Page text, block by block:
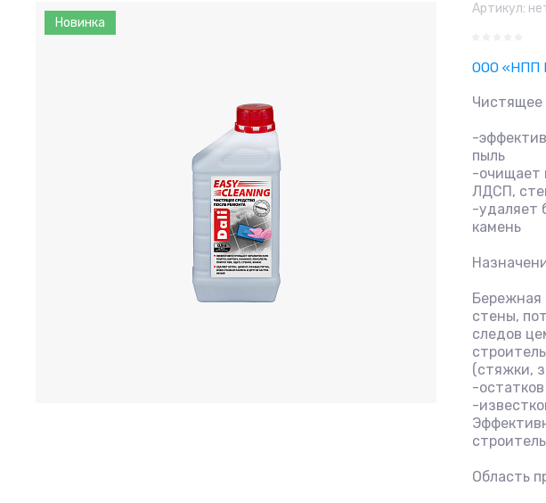
Новинка
Артикул:
ООО «НПП
Чистящее
-
пыль
-очищает
ЛДСП,
-удаляет
камень
Бережная
стены,
следов
(стяжки,
-
-
Область